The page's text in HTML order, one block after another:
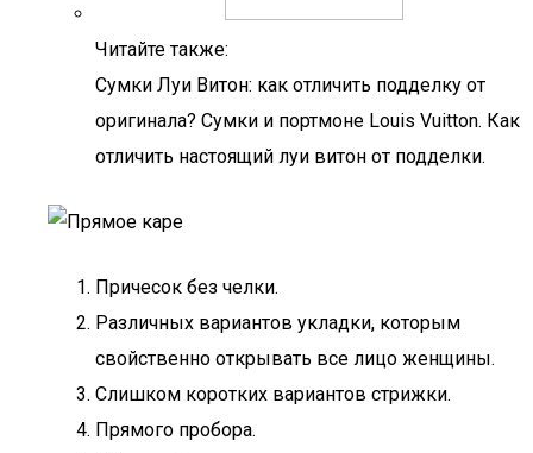
Читайте также:
Сумки Луи Витон: как отличить подделку от
оригинала? Сумки и портмоне Louis Vuitton. Как
отличить настоящий луи витон от подделки.
Причесок без челки.
Различных вариантов укладки, которым
свойственно открывать все лицо женщины.
Слишком коротких вариантов стрижки.
Прямого пробора.